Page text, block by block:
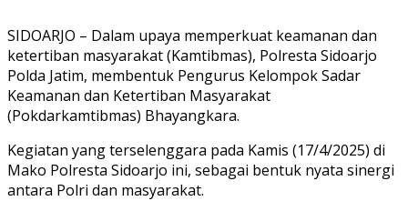
SIDOARJO – Dalam upaya memperkuat keamanan dan
ketertiban masyarakat (Kamtibmas), Polresta Sidoarjo
Polda Jatim, membentuk Pengurus Kelompok Sadar
Keamanan dan Ketertiban Masyarakat
(Pokdarkamtibmas) Bhayangkara.
Kegiatan yang terselenggara pada Kamis (17/4/2025) di
Mako Polresta Sidoarjo ini, sebagai bentuk nyata sinergi
antara Polri dan masyarakat.